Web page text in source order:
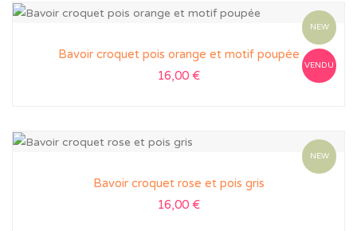
NEW
VENDU
Bavoir croquet pois orange et motif poupée
16,00 €
NEW
Bavoir croquet rose et pois gris
16,00 €